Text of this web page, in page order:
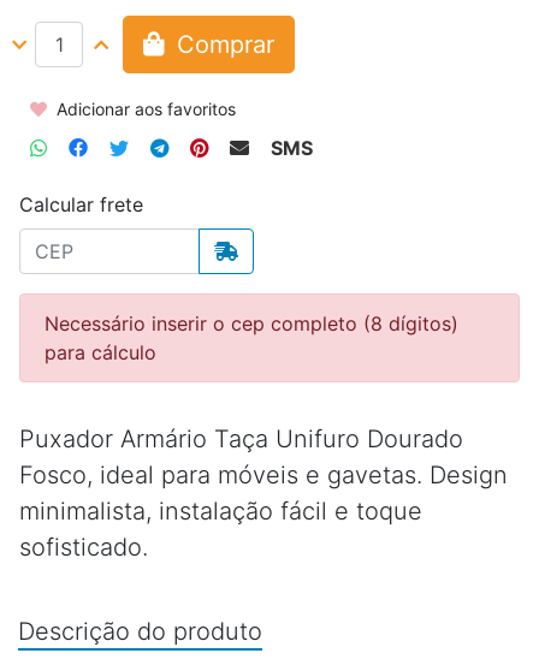
Comprar
Adicionar aos favoritos
SMS
Calcular frete
Necessário inserir o cep completo (8 dígitos)
para cálculo
Puxador Armário Taça Unifuro Dourado
Fosco, ideal para móveis e gavetas. Design
minimalista, instalação fácil e toque
sofisticado.
Descrição do produto